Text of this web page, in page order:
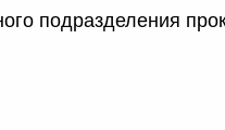
подразделения